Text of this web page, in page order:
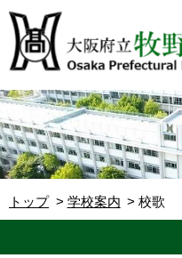
トップ 学校案内 校歌